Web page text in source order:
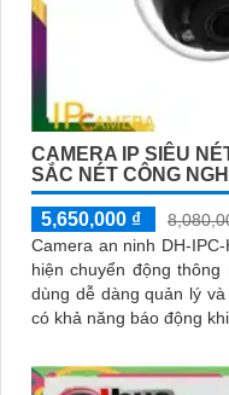
CAMERA IP SIÊU
SẮC NÉT CÔNG
5,650,000 ₫
Camera an ninh DH-
hiện chuyển động
dùng dễ dàng quản lý và giám sát. Sản phẩm này
có khả năng báo động